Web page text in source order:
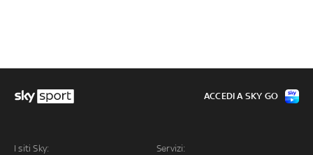
I siti Sky: Servizi:
ACCEDI A SKY GO